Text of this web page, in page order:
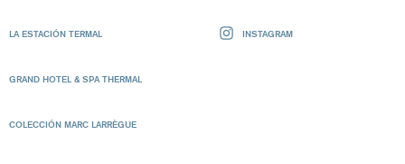
LA ESTACIÓN TERMAL
GRAND HOTEL & SPA THERMAL
COLECCIÓN MARC LARRÈGUE
INSTAGRAM